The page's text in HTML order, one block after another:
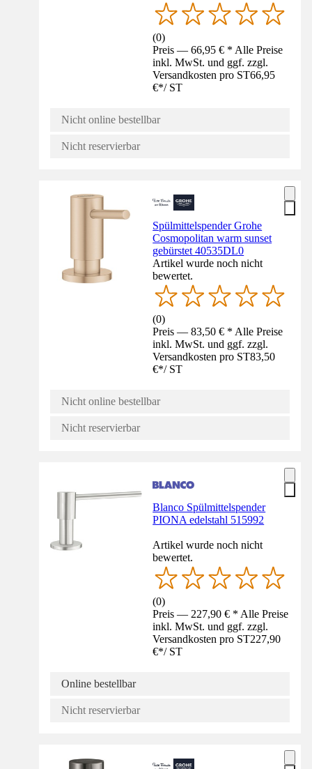
(0)
Preis — 66,95 € * Alle Preise
inkl. MwSt. und ggf. zzgl.
Versandkosten pro ST66,95
€*/ ST
Nicht online bestellbar
Nicht reservierbar
Spülmittelspender Grohe
Cosmopolitan warm sunset
gebürstet 40535DL0
Artikel wurde noch nicht
bewertet.
(0)
Preis — 83,50 € * Alle Preise
inkl. MwSt. und ggf. zzgl.
Versandkosten pro ST83,50
€*/ ST
Nicht online bestellbar
Nicht reservierbar
Blanco Spülmittelspender
PIONA edelstahl 515992
Artikel wurde noch nicht
bewertet.
(0)
Preis — 227,90 € * Alle Preise
inkl. MwSt. und ggf. zzgl.
Versandkosten pro ST227,90
€*/ ST
Online bestellbar
Nicht reservierbar